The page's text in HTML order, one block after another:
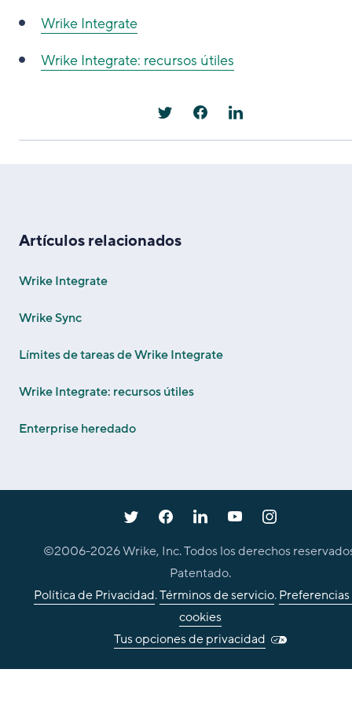
Wrike Integrate
Wrike Integrate: recursos útiles
Artículos relacionados
Wrike Integrate
Wrike Sync
Límites de tareas de Wrike Integrate
Wrike Integrate: recursos útiles
Enterprise heredado
©2006-2026Wrike, Inc. Todos los derechos
Patentado.
Política de Privacidad.Términos de servicio.
cookies
Tus opciones de privacidad